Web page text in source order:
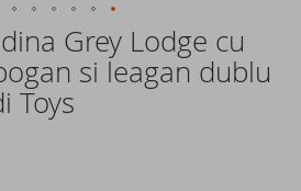
Grey Lodge cu
si leagan dublu
Toys